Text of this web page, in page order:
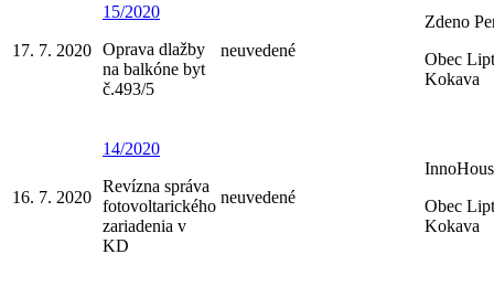
17. 7. 2020
15/2020
Oprava dlažby
na balkóne byt
č.493/5
neuvedené
Zdeno
Obec
Kokava
16. 7. 2020
14/2020
Revízna správa
fotovoltarického
zariadenia v
KD
neuvedené
Obec
Kokava